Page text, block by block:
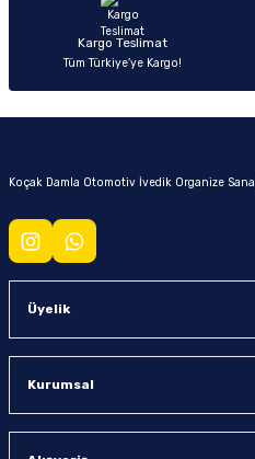
Kargo Teslimat
Tüm Türkiye’ye Kargo!
Koçak Damla Otomotiv İvedik Organize
Üyelik
Kurumsal